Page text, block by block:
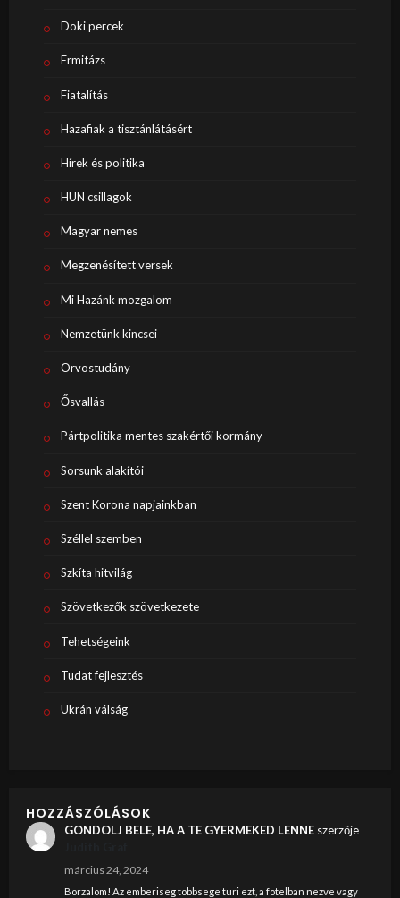
Doki percek
Ermitázs
Fiatalítás
Hazafiak a tisztánlátásért
Hírek és politika
HUN csillagok
Magyar nemes
Megzenésített versek
Mi Hazánk mozgalom
Nemzetünk kincsei
Orvostudány
Ősvallás
Pártpolitika mentes szakértői kormány
Sorsunk alakítói
Szent Korona napjainkban
Széllel szemben
Szkíta hitvilág
Szövetkezők szövetkezete
Tehetségeink
Tudat fejlesztés
Ukrán válság
HOZZÁSZÓLÁSOK
GONDOLJ BELE, HA A TE GYERMEKED LENNEszerzője
március 24, 2024
Borzalom! Az emberiseg tobbsege turi ezt, a fotelban nezve vagy